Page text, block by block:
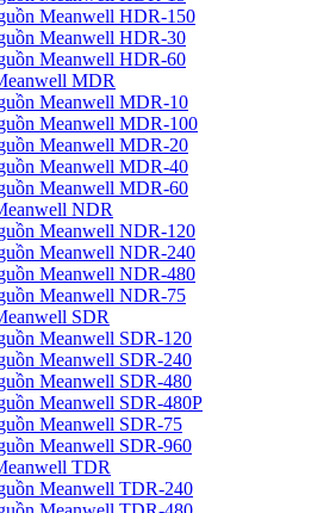
Meanwell HDR-150
Meanwell HDR-30
Meanwell HDR-60
MDR
Meanwell MDR-10
Meanwell MDR-100
Meanwell MDR-20
Meanwell MDR-40
Meanwell MDR-60
NDR
Meanwell NDR-120
Meanwell NDR-240
Meanwell NDR-480
Meanwell NDR-75
SDR
Meanwell SDR-120
Meanwell SDR-240
Meanwell SDR-480
Meanwell SDR-480P
Meanwell SDR-75
Meanwell SDR-960
TDR
Meanwell TDR-240